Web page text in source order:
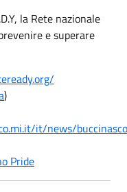
la Rete nazionale
e superare
)
it/news/
Pride